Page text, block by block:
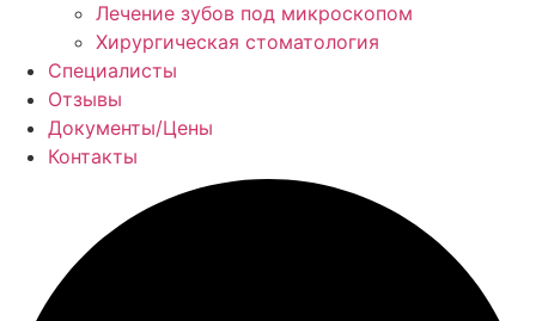
Лечение зубов под микроскопом
Хирургическая стоматология
Специалисты
Отзывы
Документы/Цены
Контакты